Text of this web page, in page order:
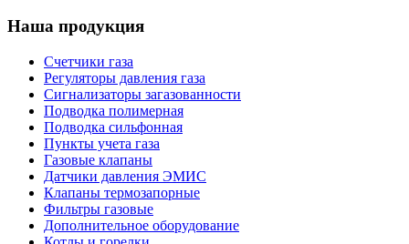
Наша продукция
Счетчики газа
Регуляторы давления газа
Сигнализаторы загазованности
Подводка полимерная
Подводка сильфонная
Пункты учета газа
Газовые клапаны
Датчики давления ЭМИС
Клапаны термозапорные
Фильтры газовые
Дополнительное оборудование